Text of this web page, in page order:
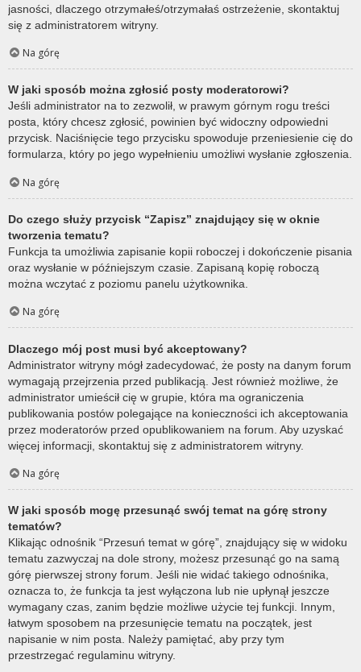
jasności, dlaczego otrzymałeś/otrzymałaś ostrzeżenie, skontaktuj
się z administratorem witryny.
Na górę
W jaki sposób można zgłosić posty moderatorowi?
Jeśli administrator na to zezwolił, w prawym górnym rogu treści
posta, który chcesz zgłosić, powinien być widoczny odpowiedni
przycisk. Naciśnięcie tego przycisku spowoduje przeniesienie cię do
formularza, który po jego wypełnieniu umożliwi wysłanie zgłoszenia.
Na górę
Do czego służy przycisk “Zapisz” znajdujący się w oknie
tworzenia tematu?
Funkcja ta umożliwia zapisanie kopii roboczej i dokończenie pisania
oraz wysłanie w późniejszym czasie. Zapisaną kopię roboczą
można wczytać z poziomu panelu użytkownika.
Na górę
Dlaczego mój post musi być akceptowany?
Administrator witryny mógł zadecydować, że posty na danym forum
wymagają przejrzenia przed publikacją. Jest również możliwe, że
administrator umieścił cię w grupie, która ma ograniczenia
publikowania postów polegające na konieczności ich akceptowania
przez moderatorów przed opublikowaniem na forum. Aby uzyskać
więcej informacji, skontaktuj się z administratorem witryny.
Na górę
W jaki sposób mogę przesunąć swój temat na górę strony
tematów?
Klikając odnośnik “Przesuń temat w górę”, znajdujący się w widoku
tematu zazwyczaj na dole strony, możesz przesunąć go na samą
górę pierwszej strony forum. Jeśli nie widać takiego odnośnika,
oznacza to, że funkcja ta jest wyłączona lub nie upłynął jeszcze
wymagany czas, zanim będzie możliwe użycie tej funkcji. Innym,
łatwym sposobem na przesunięcie tematu na początek, jest
napisanie w nim posta. Należy pamiętać, aby przy tym
przestrzegać regulaminu witryny.